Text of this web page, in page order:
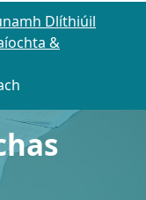
Dlíthiúil
&